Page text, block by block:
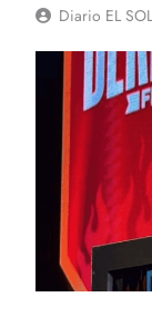
Diario EL SOL